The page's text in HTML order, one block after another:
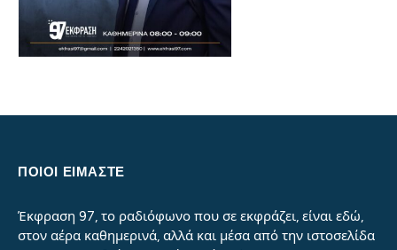
ΠΟΙΟΙ ΕΙΜΑΣΤΕ
Έκφραση 97, το ραδιόφωνο που σε εκφράζει, είναι εδώ,
στον αέρα καθημερινά, αλλά και μέσα από την ιστοσελίδα